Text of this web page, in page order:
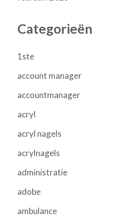
Categorieën
1ste
account manager
accountmanager
acryl
acryl nagels
acrylnagels
administratie
adobe
ambulance